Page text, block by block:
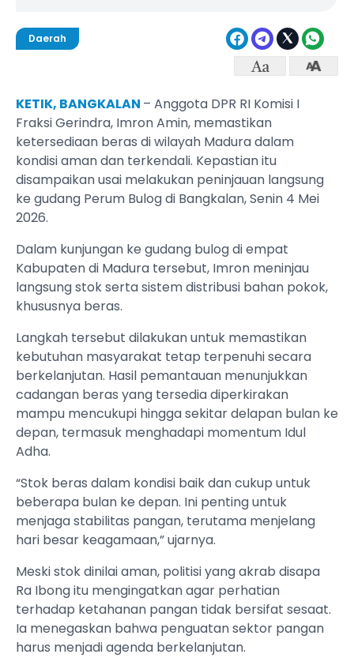
Daerah
KETIK, BANGKALAN – Anggota DPR RI Komisi I
Fraksi Gerindra, Imron Amin, memastikan
ketersediaan beras di wilayah Madura dalam
kondisi aman dan terkendali. Kepastian itu
disampaikan usai melakukan peninjauan langsung
ke gudang Perum Bulog di Bangkalan, Senin 4 Mei
2026.
Dalam kunjungan ke gudang bulog di empat
Kabupaten di Madura tersebut, Imron meninjau
langsung stok serta sistem distribusi bahan pokok,
khususnya beras.
Langkah tersebut dilakukan untuk memastikan
kebutuhan masyarakat tetap terpenuhi secara
berkelanjutan. Hasil pemantauan menunjukkan
cadangan beras yang tersedia diperkirakan
mampu mencukupi hingga sekitar delapan bulan ke
depan, termasuk menghadapi momentum Idul
Adha.
“Stok beras dalam kondisi baik dan cukup untuk
beberapa bulan ke depan. Ini penting untuk
menjaga stabilitas pangan, terutama menjelang
hari besar keagamaan,” ujarnya.
Meski stok dinilai aman, politisi yang akrab disapa
Ra Ibong itu mengingatkan agar perhatian
terhadap ketahanan pangan tidak bersifat sesaat.
Ia menegaskan bahwa penguatan sektor pangan
harus menjadi agenda berkelanjutan.